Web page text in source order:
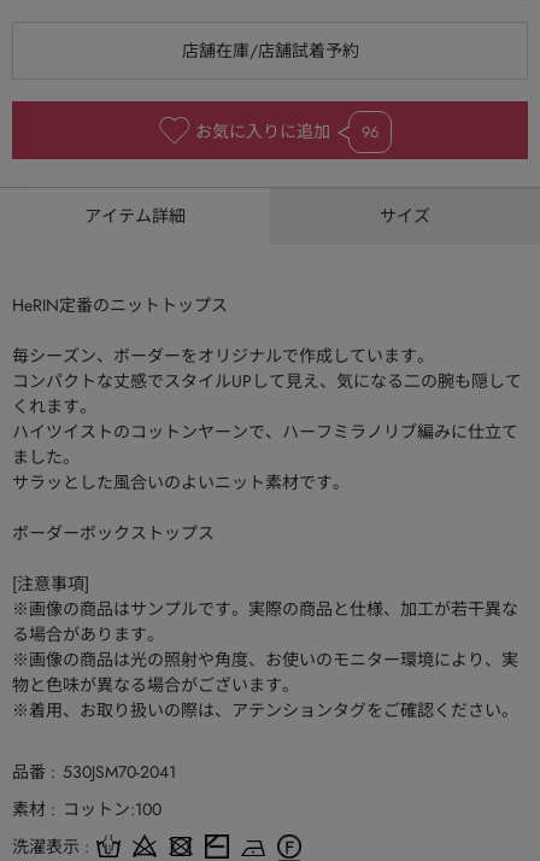
お気に入りに追加 96
アイテム詳細 サイズ
HeRIN定番のニットトップス
毎シーズン、ボーダーをオリジナルで作成しています。
コンパクトな丈感でスタイルUPして見え、気になる二の腕も隠して
くれます。
ハイツイストのコットンヤーンで、ハーフミラノリブ編みに仕立て
ました。
サラッとした風合いのよいニット素材です。
ボーダーボックストップス
[注意事項]
※画像の商品はサンプルです。実際の商品と仕様、加工が若干異な
る場合があります。
※画像の商品は光の照射や角度、お使いのモニター環境により、実
物と色味が異なる場合がございます。
※着用、お取り扱いの際は、アテンションタグをご確認ください。
品番
530JSM70-2041
素材
コットン:100
洗濯表示